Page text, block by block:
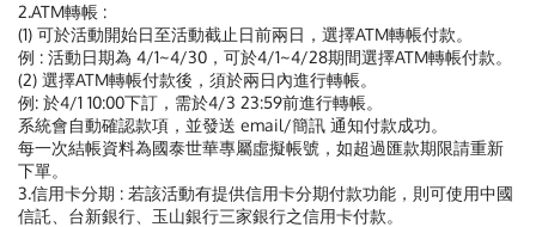
2.ATM轉帳 :
(1) 可於活動開始日至活動截止日前兩日，選擇ATM轉帳付款。
例 : 活動日期為 4/1~4/30，可於4/1~4/28期間選擇ATM轉帳付款。
(2) 選擇ATM轉帳付款後，須於兩日內進行轉帳。
例: 於4/1 10:00下訂，需於4/3 23:59前進行轉帳。
系統會自動確認款項，並發送 email/簡訊 通知付款成功。
每一次結帳資料為國泰世華專屬虛擬帳號，如超過匯款期限請重新
下單。
3.信用卡分期 : 若該活動有提供信用卡分期付款功能，則可使用中國
信託、台新銀行、玉山銀行三家銀行之信用卡付款。